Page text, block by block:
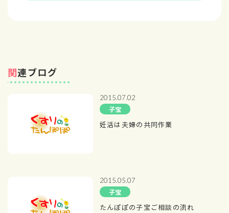
関連ブログ
2015.07.02
子宝
妊活は夫婦の共同作業
2015.05.07
子宝
たんぽぽの子宝ご相談の流れ